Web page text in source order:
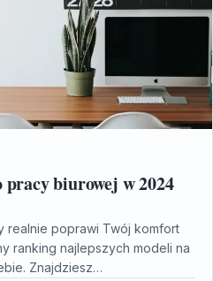
biurowej w 2024
realnie poprawi Twój komfort
ranking najlepszych modeli na
Znajdziesz…